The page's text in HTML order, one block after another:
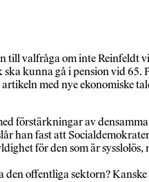
valfråga om inte Reinfeldt
kunna gå i pension vid 65.
med nye ekonomiske
förstärkningar av
han fast att
för den som är
offentliga sektorn?